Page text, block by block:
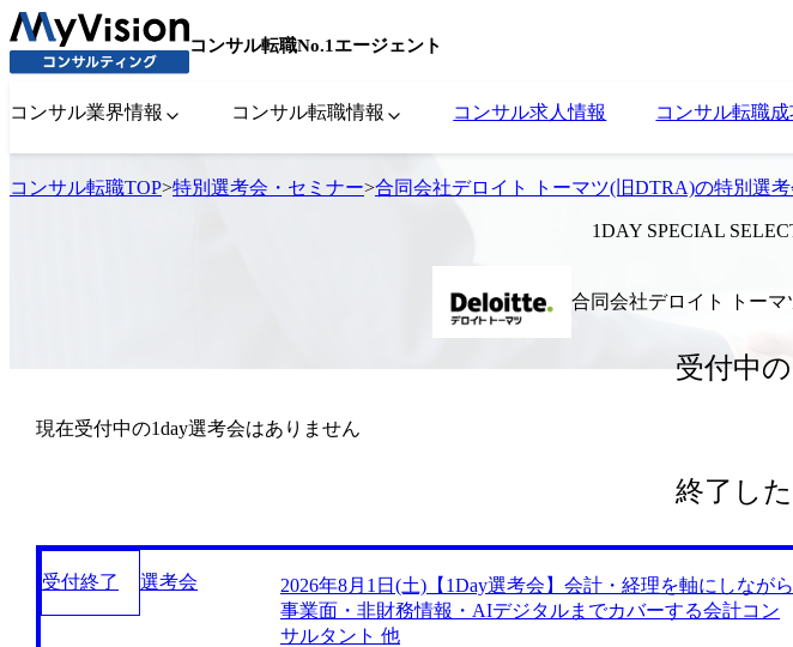
コンサル転職No.1エージェント
コンサル業界情報 コンサル転職情報 コンサル求人情報 コンサル転職
コンサル転職TOP>特別選考会・セミナー>合同会社デロイト トーマツ(旧DTRA)の特別選
1DAY SPECIAL
合同会社デロイト トー
受付中
現在受付中の1day選考会はありません
終了し
受付終了 選考会
2026年8月1日(土)【1Day選考会】会計・経理を軸にしながら
事業面・非財務情報・AIデジタルまでカバーする会計コン
サルタント 他